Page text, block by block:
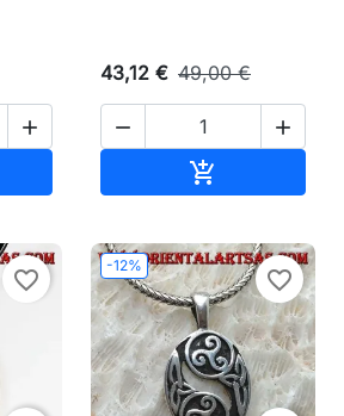

43,12 € 49,00 €
 

favorite_border
-12%
favorite_border